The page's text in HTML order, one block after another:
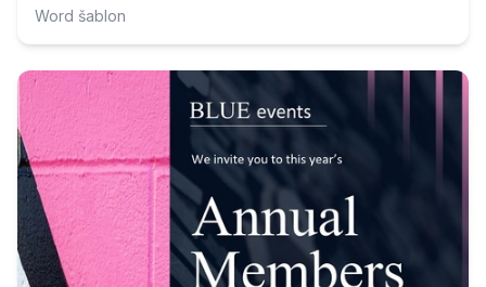
Word šablon